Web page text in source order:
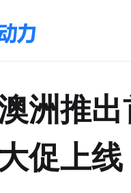
洲推
促上线